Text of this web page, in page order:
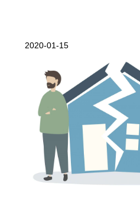
2020-01-15